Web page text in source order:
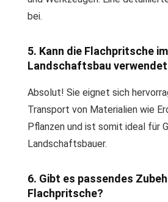
bei.
5. Kann die Flachpritsche
Landschaftsbau
Absolut! Sie eignet sich
Transport von Materialien wie
Pflanzen und ist somit ideal für
Landschaftsbauer.
6. Gibt es passendes
Flachpritsche?